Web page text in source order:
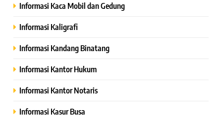
Informasi Kaca Mobil dan Gedung
Informasi Kaligrafi
Informasi Kandang Binatang
Informasi Kantor Hukum
Informasi Kantor Notaris
Informasi Kasur Busa